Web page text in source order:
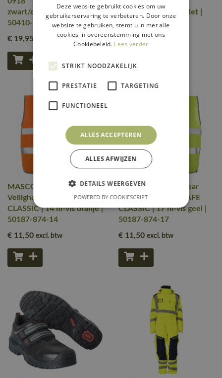
zwart/donkerantraciet |
50410-881-0918
€ 19,95
zwart/donkerantraciet |
50411-881-0918
€ 17,50
MASCOT® Workwear
Veiligheidshesje | SAFE
CLASSIC | 14 hi-vis oranje |
50187-874-14
€ 11,50 excl. btw
MASCOT® Workwear
Veiligheidshesje | SAFE
CLASSIC | 17 hi-vis geel |
50187-874-17
€ 11,50 excl. btw
Deze website gebruikt cookies om uw
gebruikerservaring te verbeteren. Door onze
website te gebruiken, stemt u in met alle
cookies in overeenstemming met ons
Cookiebeleid. Lees verder
STRIKT NOODZAKELIJK
PRESTATIE TARGETING
FUNCTIONEEL
ALLES ACCEPTEREN
ALLES AFWIJZEN
DETAILS WEERGEVEN
POWERED BY COOKIESCRIPT